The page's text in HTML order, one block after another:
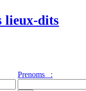
lieux-dits
Prenoms :